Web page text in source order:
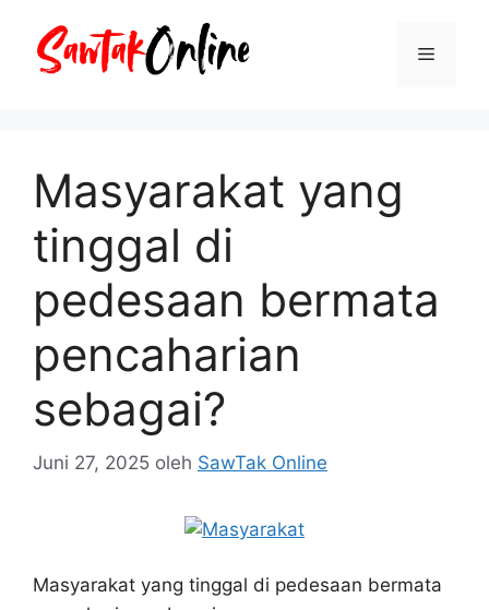
Menu
Masyarakat yang
tinggal di
pedesaan bermata
pencaharian
sebagai?
Juni 27, 2025 oleh SawTak Online
Masyarakat yang tinggal di pedesaan bermata